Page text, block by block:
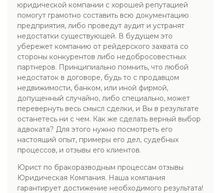
юридической компании с хорошей репутацией
помогут грамотно составить всю документацию
предприятия, либо проведут аудит и устранят
недостатки существующей. В будущем это
убережет компанию от рейдерского захвата со
стороны конкурентов либо недобросовестных
партнеров. Принципиально помнить, что любой
недостаток в договоре, будь то с продавцом
недвижимости, банком, или иной фирмой,
допущенный случайно, либо специально, может
перевернуть весь смысл сделки, и Вы в результате
останетесь ни с чем. Как же сделать верный выбор
адвоката? Для этого нужно посмотреть его
настоящий опыт, примеры его дел, судебных
процессов, и отзывы его клиентов.
Юрист по бракоразводным процессам отзывы
Юридическая Компания. Наша компания
гарантирует достижение необходимого результата!